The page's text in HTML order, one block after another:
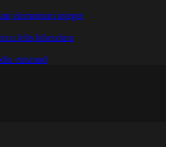
elementum integer
felis bibendum
euismod